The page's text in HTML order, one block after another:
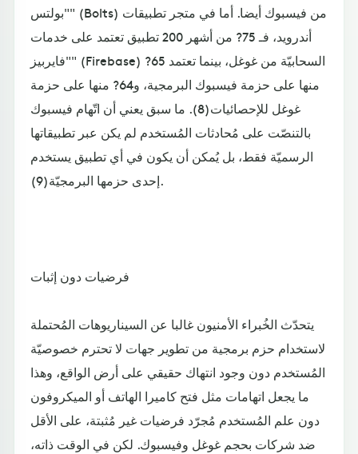
"بولتس" (Bolts) من فيسبوك أيضا. أما في متجر تطبيقات
أندرويد، فـ 75? من أشهر 200 تطبيق تعتمد على خدمات
"فايربيز" (Firebase) السحابيّة من غوغل، بينما تعتمد 65?
منها على حزمة فيسبوك البرمجية، و64? منها على حزمة
غوغل للإحصائيات(8). ما سبق يعني أن اتّهام فيسبوك
بالتنصّت على مُحادثات المُستخدم لم يكن عبر تطبيقاتها
الرسميّة فقط، بل يُمكن أن يكون في أي تطبيق يستخدم
إحدى حزمها البرمجيّة(9).
فرضيات دون إثبات
يتحدّث الخُبراء الأمنيون غالبا عن السيناريوهات المُحتملة
لاستخدام حزم برمجية من تطوير جهات لا تحترم خصوصيّة
المُستخدم دون وجود انتهاك حقيقي على أرض الواقع، وهذا
ما يجعل اتهامات مثل فتح كاميرا الهاتف أو الميكروفون
دون علم المُستخدم مُجرّد فرضيات غير مُثبتة، على الأقل
ضد شركات بحجم غوغل وفيسبوك. لكن في الوقت ذاته،